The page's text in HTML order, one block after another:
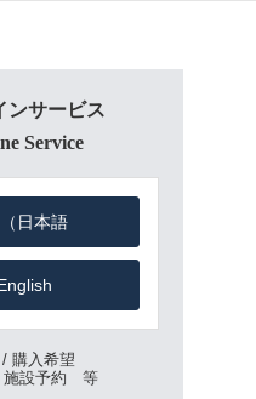
ンサービス
Service
日本語
購入希望
施設予約 等